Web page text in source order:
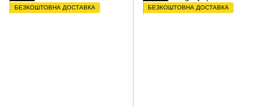
БЕЗКОШТОВНА ДОСТАВКА
БЕЗКОШТОВНА ДОСТАВКА